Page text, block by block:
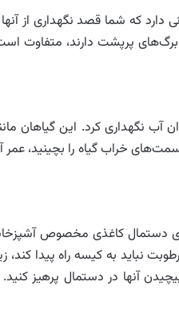
که شما قصد نگهداری از آنها
و برگ‌های پرپشت دارند، متفاوت
آب نگهداری کرد. این گیاهان
خراب گیاه را بچینید، عمر
دستمال کاغذی مخصوص
نباید به کیسه راه پیدا کند،
آنها در دستمال پرهیز کنید.